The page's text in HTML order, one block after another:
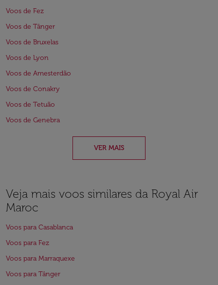
Voos de Fez
Voos de Tânger
Voos de Bruxelas
Voos de Lyon
Voos de Amesterdão
Voos de Conakry
Voos de Tetuão
Voos de Genebra
VER MAIS
Veja mais voos similares da Royal Air
Maroc
Voos para Casablanca
Voos para Fez
Voos para Marraquexe
Voos para Tânger